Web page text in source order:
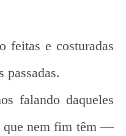
feitas e costuradas
passadas.
falando daqueles
que nem fim têm —